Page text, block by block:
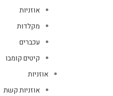
אוזניות
מקלדות
עכברים
קיטים קומבו
אוזניות
אוזניות קשת